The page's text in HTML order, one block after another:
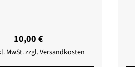
Regulärer Preis:
10,00 €
MwSt. zzgl. Versandkosten